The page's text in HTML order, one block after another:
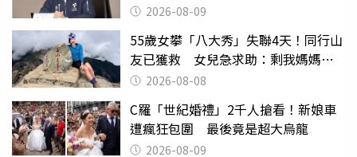
2026-08-09
55歲女攀「八大秀」失聯4天！同行山
友已獲救 女兒急求助：剩我媽媽還
沒找到
2026-08-08
C羅「世紀婚禮」2千人搶看！新娘車
遭瘋狂包圍 最後竟是超大烏龍
2026-08-09